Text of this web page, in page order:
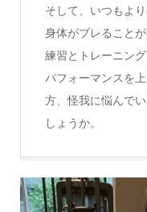
そして、いつもよ
身体がブレること
練習とトレーニン
パフォーマンスを
方、怪我に悩んで
しょうか。